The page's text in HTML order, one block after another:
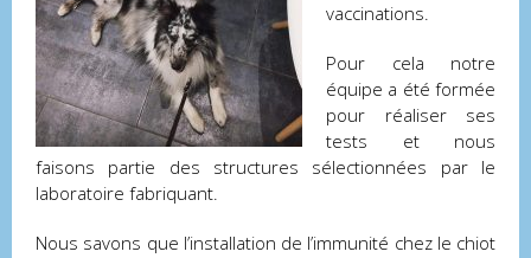
vaccinations.
Pour cela notre
équipe a été formée
pour réaliser ses
tests et nous
faisons partie des structures sélectionnées par le
laboratoire fabriquant.
Nous savons que l’installation de l’immunité chez le chiot